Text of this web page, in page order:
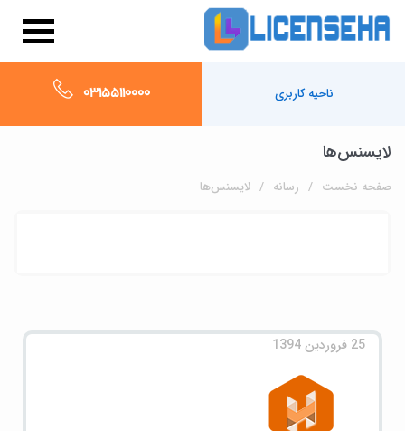
ناحیه کاربری 03155110000
لایسنس‌ها
صفحه نخست رسانه لایسنس‌ها
25 فروردین 1394